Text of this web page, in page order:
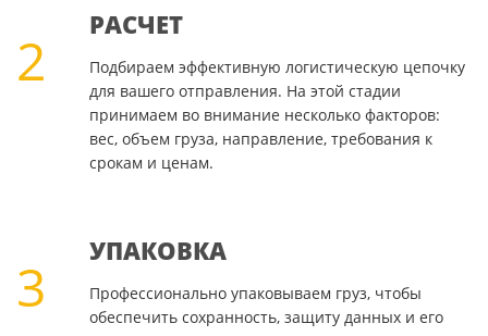
2
РАСЧЕТ
Подбираем эффективную логистическую цепочку
для вашего отправления. На этой стадии
принимаем во внимание несколько факторов:
вес, объем груза, направление, требования к
срокам и ценам.
3
УПАКОВКА
Профессионально упаковываем груз, чтобы
обеспечить сохранность, защиту данных и его